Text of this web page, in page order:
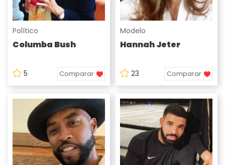
Político
Columba Bush
5 Comparar
Modelo
Hannah Jeter
23 Comparar